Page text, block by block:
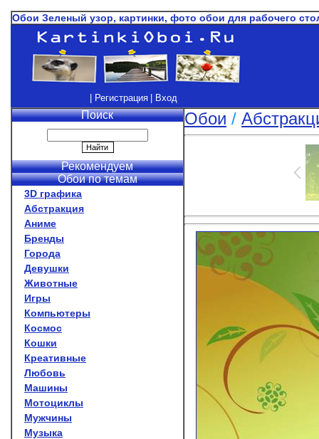
Обои Зеленый узор, картинки, фото обои для рабочего
| Регистрация | Вход
Поиск
Рекомендуем
Обои по темам
3D графика
Абстракция
Аниме
Бренды
Города
Девушки
Животные
Игры
Компьютеры
Космос
Кошки
Креативные
Любовь
Машины
Мотоциклы
Мужчины
Музыка
Обои /